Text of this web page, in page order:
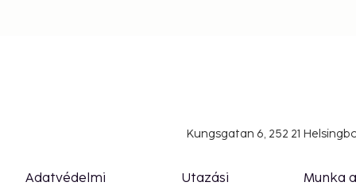
Kungsgatan 6, 252 21
Adatvédelmi Utazási Munka a